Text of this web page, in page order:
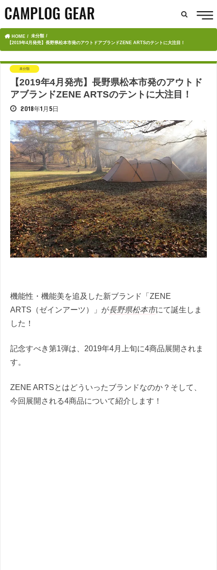
HOME
未分類
【2019年4月発売】長野県松本市発のアウトドアブランドZENE ARTSのテントに大注目！
未分類
【2019年4月発売】長野県松本市発のアウトド
アブランドZENE ARTSのテントに大注目！
2018年1月5日
機能性・機能美を追及した新ブランド「ZENE
ARTS（ゼインアーツ）」が長野県松本市にて誕生しま
した！
記念すべき第1弾は、2019年4月上旬に4商品展開されま
す。
ZENE ARTSとはどういったブランドなのか？そして、
今回展開される4商品について紹介します！